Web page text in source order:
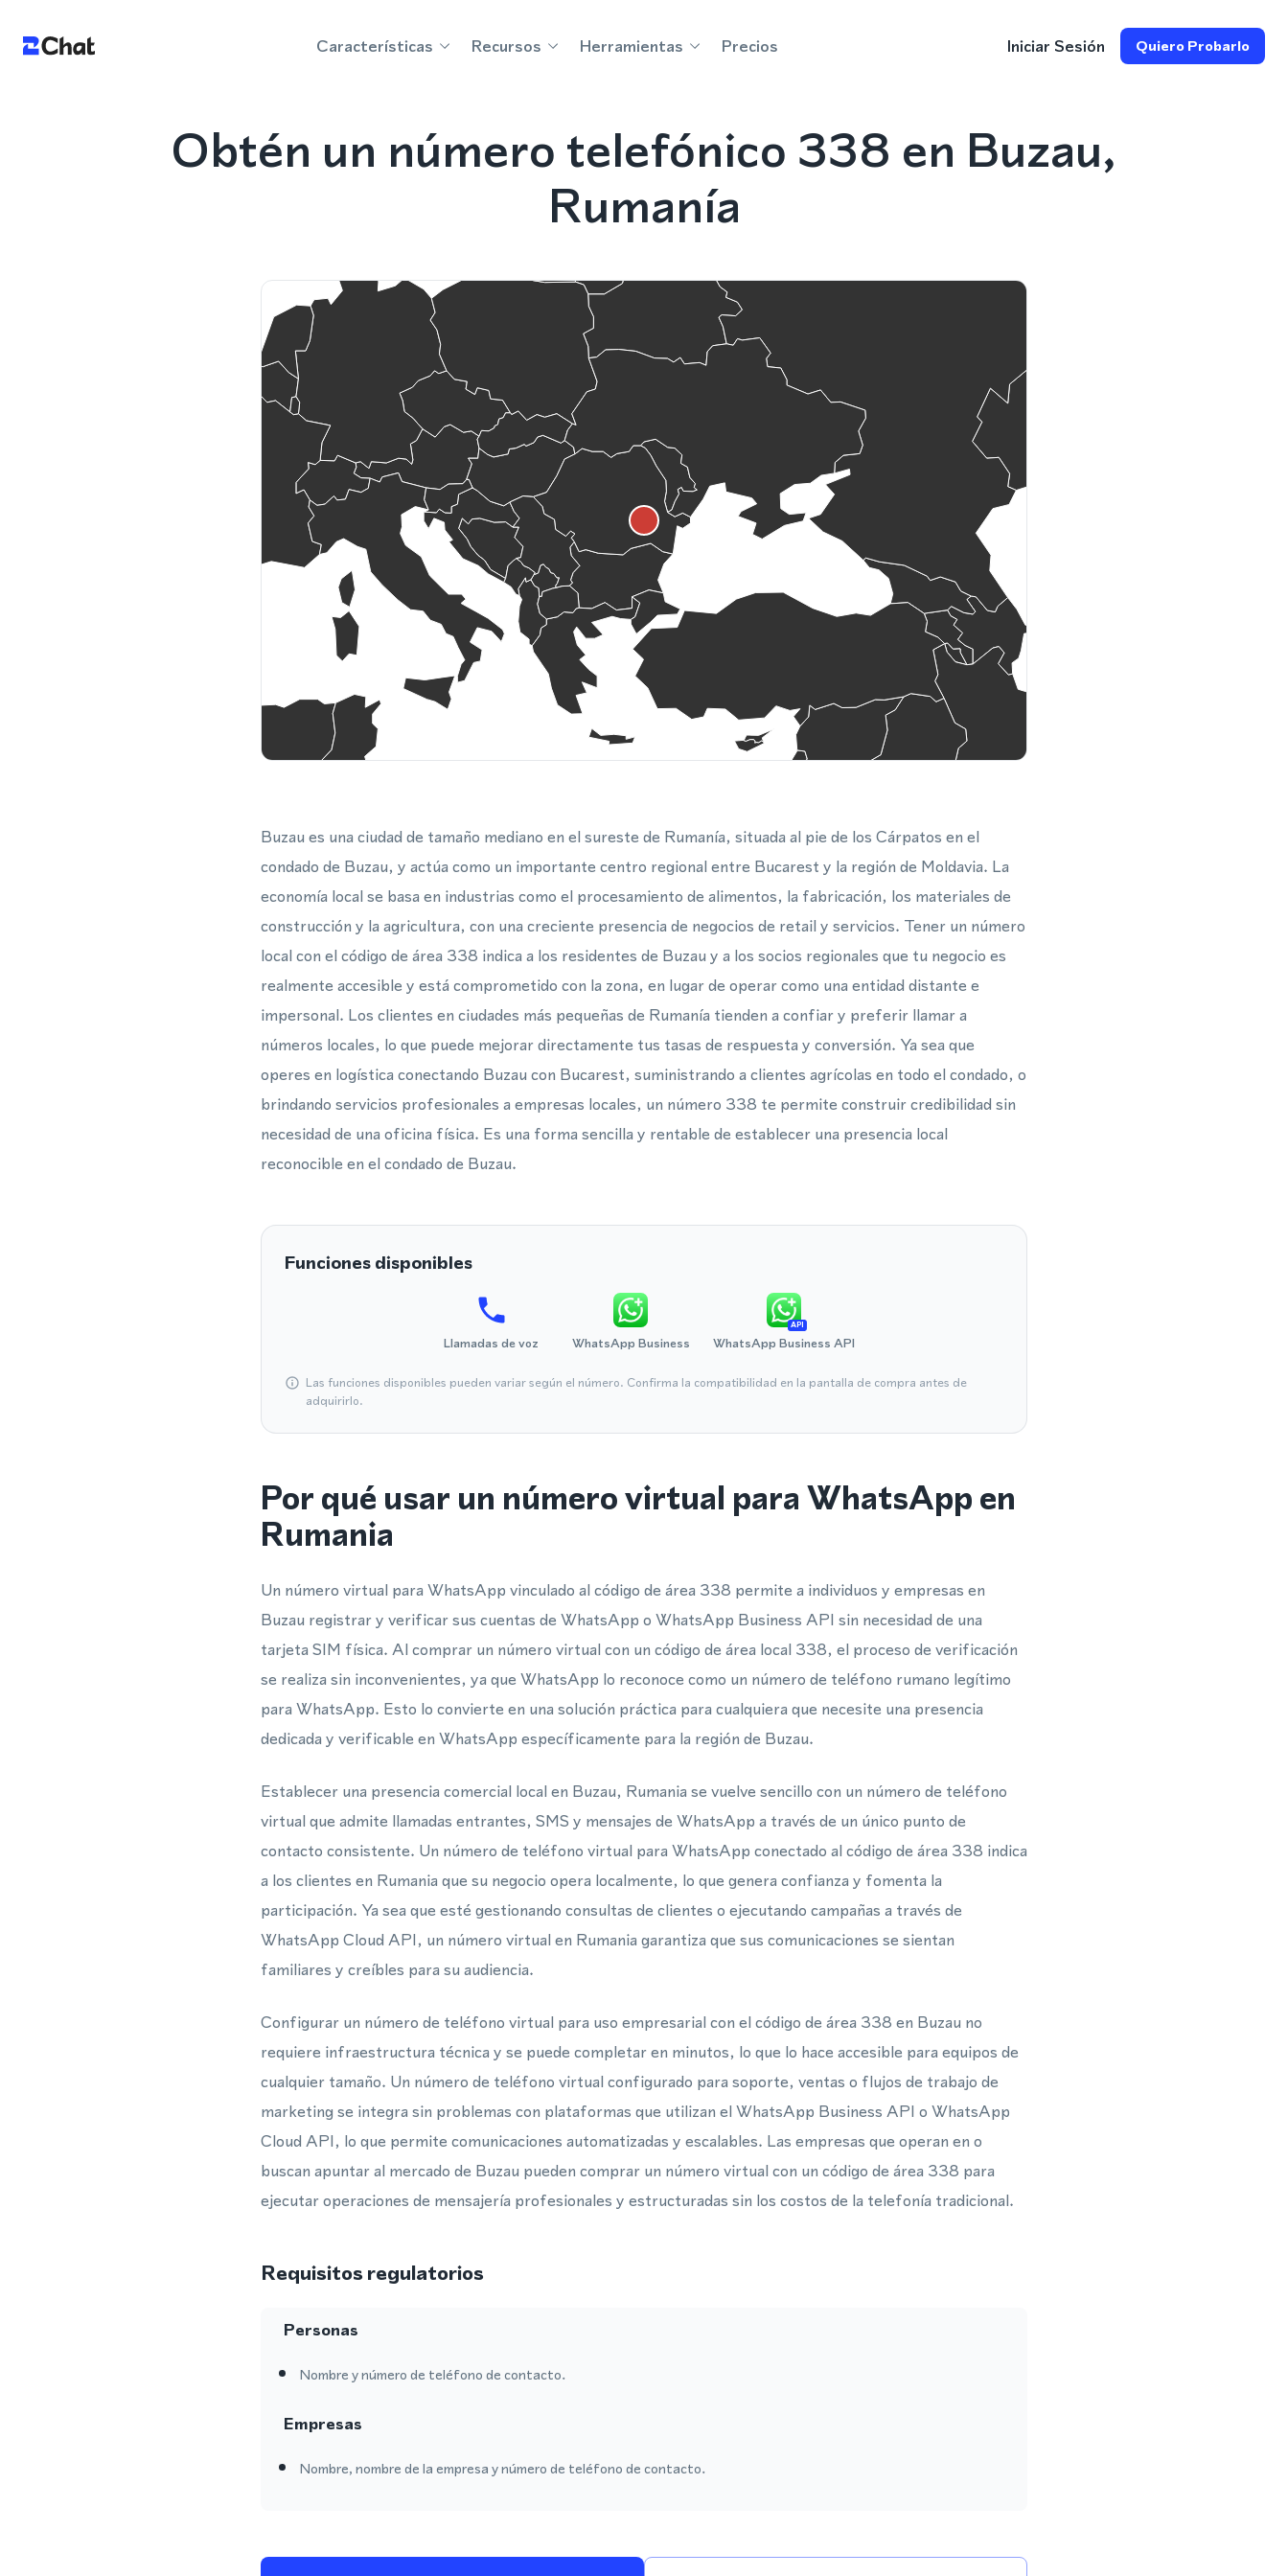
Características Recursos Herramientas Precios Iniciar Sesión Quiero Probarlo
Obtén un número telefónico 338 en Buzau,
Rumanía
Buzau es una ciudad de tamaño mediano en el sureste de Rumanía, situada al pie de los Cárpatos en el
condado de Buzau, y actúa como un importante centro regional entre Bucarest y la región de Moldavia. La
economía local se basa en industrias como el procesamiento de alimentos, la fabricación, los materiales de
construcción y la agricultura, con una creciente presencia de negocios de retail y servicios. Tener un número
local con el código de área 338 indica a los residentes de Buzau y a los socios regionales que tu negocio es
realmente accesible y está comprometido con la zona, en lugar de operar como una entidad distante e
impersonal. Los clientes en ciudades más pequeñas de Rumanía tienden a confiar y preferir llamar a
números locales, lo que puede mejorar directamente tus tasas de respuesta y conversión. Ya sea que
operes en logística conectando Buzau con Bucarest, suministrando a clientes agrícolas en todo el condado, o
brindando servicios profesionales a empresas locales, un número 338 te permite construir credibilidad sin
necesidad de una oficina física. Es una forma sencilla y rentable de establecer una presencia local
reconocible en el condado de Buzau.
Funciones disponibles
Llamadas de voz WhatsApp Business
API
WhatsApp Business API
Las funciones disponibles pueden variar según el número. Confirma la compatibilidad en la pantalla de compra antes de
adquirirlo.
Por qué usar un número virtual para WhatsApp en
Rumania
Un número virtual para WhatsApp vinculado al código de área 338 permite a individuos y empresas en
Buzau registrar y verificar sus cuentas de WhatsApp o WhatsApp Business API sin necesidad de una
tarjeta SIM física. Al comprar un número virtual con un código de área local 338, el proceso de verificación
se realiza sin inconvenientes, ya que WhatsApp lo reconoce como un número de teléfono rumano legítimo
para WhatsApp. Esto lo convierte en una solución práctica para cualquiera que necesite una presencia
dedicada y verificable en WhatsApp específicamente para la región de Buzau.
Establecer una presencia comercial local en Buzau, Rumania se vuelve sencillo con un número de teléfono
virtual que admite llamadas entrantes, SMS y mensajes de WhatsApp a través de un único punto de
contacto consistente. Un número de teléfono virtual para WhatsApp conectado al código de área 338 indica
a los clientes en Rumania que su negocio opera localmente, lo que genera confianza y fomenta la
participación. Ya sea que esté gestionando consultas de clientes o ejecutando campañas a través de
WhatsApp Cloud API, un número virtual en Rumania garantiza que sus comunicaciones se sientan
familiares y creíbles para su audiencia.
Configurar un número de teléfono virtual para uso empresarial con el código de área 338 en Buzau no
requiere infraestructura técnica y se puede completar en minutos, lo que lo hace accesible para equipos de
cualquier tamaño. Un número de teléfono virtual configurado para soporte, ventas o flujos de trabajo de
marketing se integra sin problemas con plataformas que utilizan el WhatsApp Business API o WhatsApp
Cloud API, lo que permite comunicaciones automatizadas y escalables. Las empresas que operan en o
buscan apuntar al mercado de Buzau pueden comprar un número virtual con un código de área 338 para
ejecutar operaciones de mensajería profesionales y estructuradas sin los costos de la telefonía tradicional.
Requisitos regulatorios
Personas
Nombre y número de teléfono de contacto.
Empresas
Nombre, nombre de la empresa y número de teléfono de contacto.